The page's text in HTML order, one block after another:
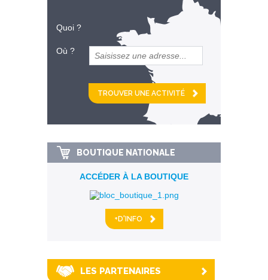
Quoi ?
Où ?
et
km alentour
BOUTIQUE NATIONALE
ACCÉDER À LA BOUTIQUE
+D'INFO
LES PARTENAIRES